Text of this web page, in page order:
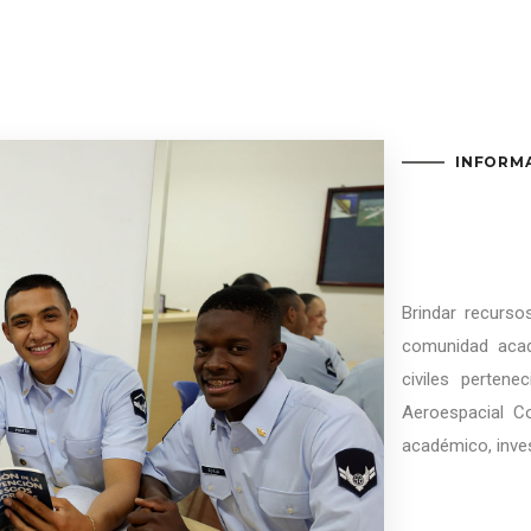
Brindar
comunidad
civiles
Aeroespacial
académico,